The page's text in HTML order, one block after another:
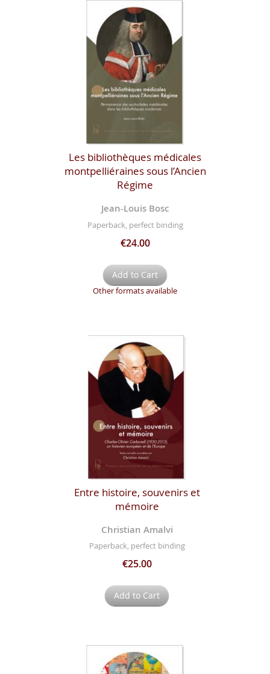
Les bibliothèques médicales
montpelliéraines sous l’Ancien
Régime
Jean-Louis Bosc
Paperback, perfect binding
€24.00
Add to Cart
Other formats available
Entre histoire, souvenirs et
mémoire
Christian Amalvi
Paperback, perfect binding
€25.00
Add to Cart